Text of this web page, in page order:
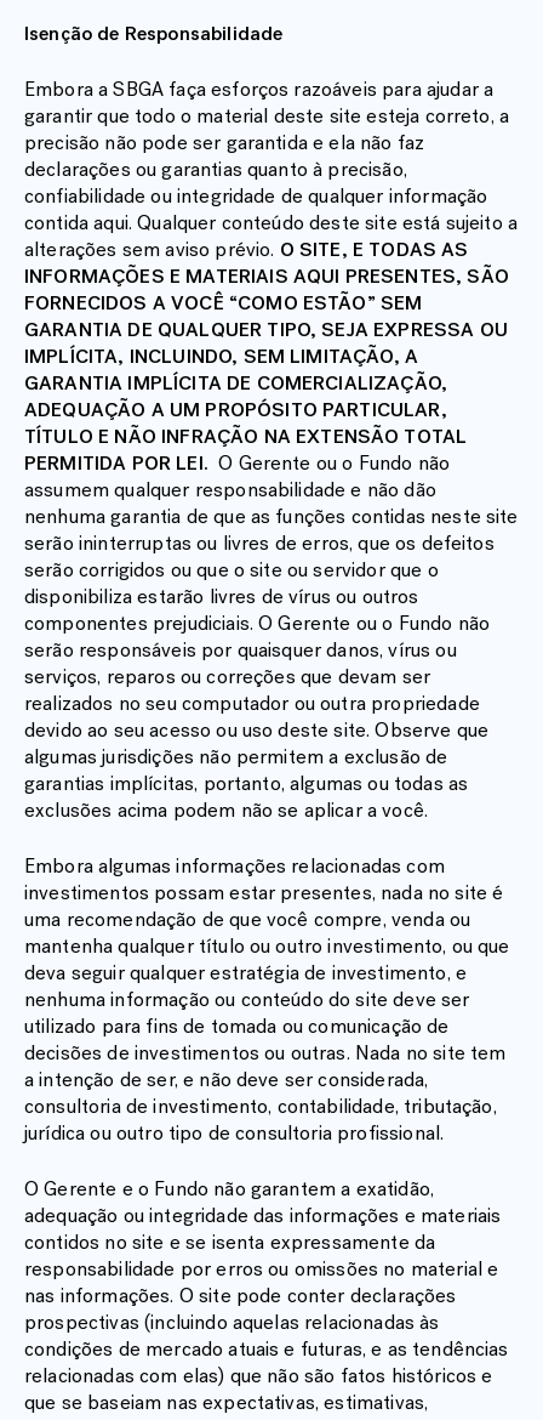
Isenção de Responsabilidade
Embora a SBGA faça esforços razoáveis para ajudar a
garantir que todo o material deste site esteja correto, a
precisão não pode ser garantida e ela não faz
declarações ou garantias quanto à precisão,
confiabilidade ou integridade de qualquer informação
contida aqui. Qualquer conteúdo deste site está sujeito a
alterações sem aviso prévio. O SITE, E TODAS AS
INFORMAÇÕES E MATERIAIS AQUI PRESENTES, SÃO
FORNECIDOS A VOCÊ “COMO ESTÃO” SEM
GARANTIA DE QUALQUER TIPO, SEJA EXPRESSA OU
IMPLÍCITA, INCLUINDO, SEM LIMITAÇÃO, A
GARANTIA IMPLÍCITA DE COMERCIALIZAÇÃO,
ADEQUAÇÃO A UM PROPÓSITO PARTICULAR,
TÍTULO E NÃO INFRAÇÃO NA EXTENSÃO TOTAL
PERMITIDA POR LEI.O Gerente ou o Fundo não
assumem qualquer responsabilidade e não dão
nenhuma garantia de que as funções contidas neste site
serão ininterruptas ou livres de erros, que os defeitos
serão corrigidos ou que o site ou servidor que o
disponibiliza estarão livres de vírus ou outros
componentes prejudiciais. O Gerente ou o Fundo não
serão responsáveis por quaisquer danos, vírus ou
serviços, reparos ou correções que devam ser
realizados no seu computador ou outra propriedade
devido ao seu acesso ou uso deste site. Observe que
algumas jurisdições não permitem a exclusão de
garantias implícitas, portanto, algumas ou todas as
exclusões acima podem não se aplicar a você.
Embora algumas informações relacionadas com
investimentos possam estar presentes, nada no site é
uma recomendação de que você compre, venda ou
mantenha qualquer título ou outro investimento, ou que
deva seguir qualquer estratégia de investimento, e
nenhuma informação ou conteúdo do site deve ser
utilizado para fins de tomada ou comunicação de
decisões de investimentos ou outras. Nada no site tem
a intenção de ser, e não deve ser considerada,
consultoria de investimento, contabilidade, tributação,
jurídica ou outro tipo de consultoria profissional.
O Gerente e o Fundo não garantem a exatidão,
adequação ou integridade das informações e materiais
contidos no site e se isenta expressamente da
responsabilidade por erros ou omissões no material e
nas informações. O site pode conter declarações
prospectivas (incluindo aquelas relacionadas às
condições de mercado atuais e futuras, e as tendências
relacionadas com elas) que não são fatos históricos e
que se baseiam nas expectativas, estimativas,